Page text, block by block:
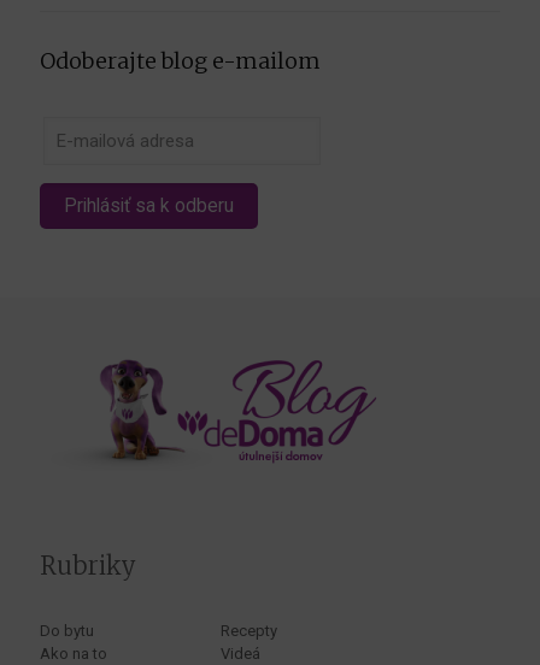
Odoberajte blog e-mailom
Rubriky
Do bytu
Ako na to
Recepty
Videá